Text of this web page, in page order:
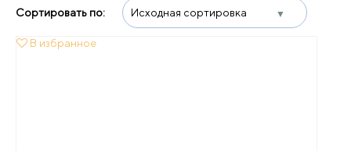
В избранное